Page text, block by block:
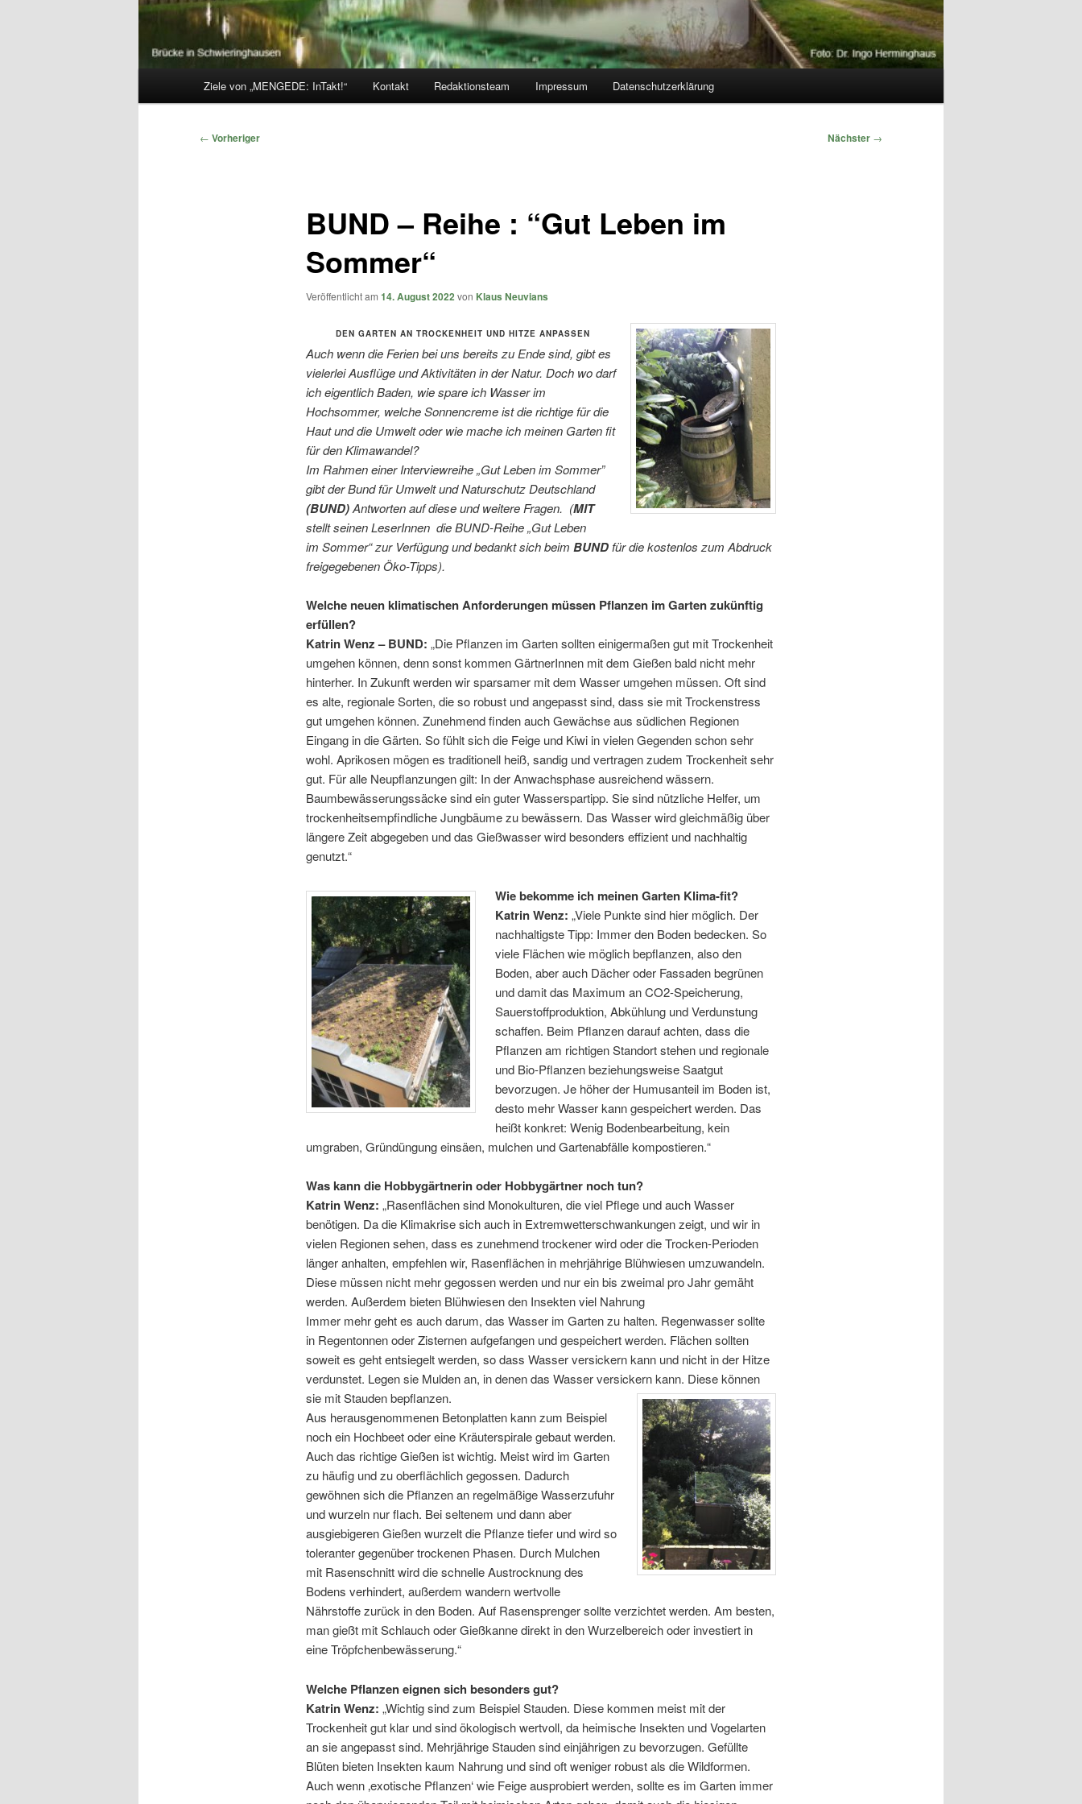
Ziele von „MENGEDE: InTakt!“ Kontakt Redaktionsteam Impressum Datenschutzerklärung
Beitragsnavigation
← Vorheriger Nächster →
BUND – Reihe : “Gut Leben im
Sommer“
Veröffentlicht am 14. August 2022von Klaus Neuvians
DEN GARTEN AN TROCKENHEIT UND HITZE ANPASSEN
Auch wenn die Ferien bei uns bereits zu Ende sind, gibt es
vielerlei Ausflüge und Aktivitäten in der Natur. Doch wo darf
ich eigentlich Baden, wie spare ich Wasser im
Hochsommer, welche Sonnencreme ist die richtige für die
Haut und die Umwelt oder wie mache ich meinen Garten fit
für den Klimawandel?
Im Rahmen einer Interviewreihe „Gut Leben im Sommer”
gibt der Bund für Umwelt und Naturschutz Deutschland
(BUND)Antworten auf diese und weitere Fragen. (MIT
stellt seinen LeserInnen die BUND-Reihe „Gut Leben
im Sommer“ zur Verfügung und bedankt sich beim BUNDfür die kostenlos zum Abdruck
freigegebenen Öko-Tipps).
Welche neuen klimatischen Anforderungen müssen Pflanzen im Garten zukünftig
erfüllen?
Katrin Wenz – BUND: „Die Pflanzen im Garten sollten einigermaßen gut mit Trockenheit
umgehen können, denn sonst kommen GärtnerInnen mit dem Gießen bald nicht mehr
hinterher. In Zukunft werden wir sparsamer mit dem Wasser umgehen müssen. Oft sind
es alte, regionale Sorten, die so robust und angepasst sind, dass sie mit Trockenstress
gut umgehen können. Zunehmend finden auch Gewächse aus südlichen Regionen
Eingang in die Gärten. So fühlt sich die Feige und Kiwi in vielen Gegenden schon sehr
wohl. Aprikosen mögen es traditionell heiß, sandig und vertragen zudem Trockenheit sehr
gut. Für alle Neupflanzungen gilt: In der Anwachsphase ausreichend wässern.
Baumbewässerungssäcke sind ein guter Wasserspartipp. Sie sind nützliche Helfer, um
trockenheitsempfindliche Jungbäume zu bewässern. Das Wasser wird gleichmäßig über
längere Zeit abgegeben und das Gießwasser wird besonders effizient und nachhaltig
genutzt.“
Wie bekomme ich meinen Garten Klima-fit?
Katrin Wenz: „Viele Punkte sind hier möglich. Der
nachhaltigste Tipp: Immer den Boden bedecken. So
viele Flächen wie möglich bepflanzen, also den
Boden, aber auch Dächer oder Fassaden begrünen
und damit das Maximum an CO2-Speicherung,
Sauerstoffproduktion, Abkühlung und Verdunstung
schaffen. Beim Pflanzen darauf achten, dass die
Pflanzen am richtigen Standort stehen und regionale
und Bio-Pflanzen beziehungsweise Saatgut
bevorzugen. Je höher der Humusanteil im Boden ist,
desto mehr Wasser kann gespeichert werden. Das
heißt konkret: Wenig Bodenbearbeitung, kein
umgraben, Gründüngung einsäen, mulchen und Gartenabfälle kompostieren.“
Was kann die Hobbygärtnerin oder Hobbygärtner noch tun?
Katrin Wenz: „Rasenflächen sind Monokulturen, die viel Pflege und auch Wasser
benötigen. Da die Klimakrise sich auch in Extremwetterschwankungen zeigt, und wir in
vielen Regionen sehen, dass es zunehmend trockener wird oder die Trocken-Perioden
länger anhalten, empfehlen wir, Rasenflächen in mehrjährige Blühwiesen umzuwandeln.
Diese müssen nicht mehr gegossen werden und nur ein bis zweimal pro Jahr gemäht
werden. Außerdem bieten Blühwiesen den Insekten viel Nahrung
Immer mehr geht es auch darum, das Wasser im Garten zu halten. Regenwasser sollte
in Regentonnen oder Zisternen aufgefangen und gespeichert werden. Flächen sollten
soweit es geht entsiegelt werden, so dass Wasser versickern kann und nicht in der Hitze
verdunstet. Legen sie Mulden an, in denen das Wasser versickern kann. Diese können
sie mit Stauden bepflanzen.
Aus herausgenommenen Betonplatten kann zum Beispiel
noch ein Hochbeet oder eine Kräuterspirale gebaut werden.
Auch das richtige Gießen ist wichtig. Meist wird im Garten
zu häufig und zu oberflächlich gegossen. Dadurch
gewöhnen sich die Pflanzen an regelmäßige Wasserzufuhr
und wurzeln nur flach. Bei seltenem und dann aber
ausgiebigeren Gießen wurzelt die Pflanze tiefer und wird so
toleranter gegenüber trockenen Phasen. Durch Mulchen
mit Rasenschnitt wird die schnelle Austrocknung des
Bodens verhindert, außerdem wandern wertvolle
Nährstoffe zurück in den Boden. Auf Rasensprenger sollte verzichtet werden. Am besten,
man gießt mit Schlauch oder Gießkanne direkt in den Wurzelbereich oder investiert in
eine Tröpfchenbewässerung.“
Welche Pflanzen eignen sich besonders gut?
Katrin Wenz: „Wichtig sind zum Beispiel Stauden. Diese kommen meist mit der
Trockenheit gut klar und sind ökologisch wertvoll, da heimische Insekten und Vogelarten
an sie angepasst sind. Mehrjährige Stauden sind einjährigen zu bevorzugen. Gefüllte
Blüten bieten Insekten kaum Nahrung und sind oft weniger robust als die Wildformen.
Auch wenn ‚exotische Pflanzen‘ wie Feige ausprobiert werden, sollte es im Garten immer